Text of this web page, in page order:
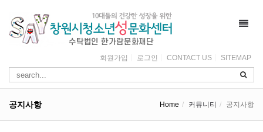
회원가입 로그인 CONTACT US SITEMAP
공지사항 Home 커뮤니티 공지사항